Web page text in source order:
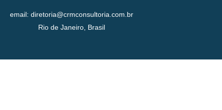
email: diretoria@crmconsultoria.com.br
Rio de Janeiro, Brasil